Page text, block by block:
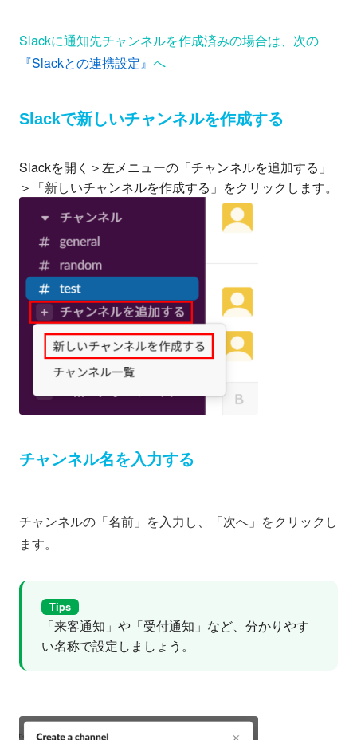
Slackに通知先チャンネルを作成済みの場合は、次の
『Slackとの連携設定』 へ
Slackで新しいチャンネルを作成する
Slackを開く＞左メニューの「チャンネルを追加する」
＞「新しいチャンネルを作成する」をクリックします。
チャンネル名を入力する
チャンネルの「名前」を入力し、「次へ」をクリックし
ます。
Tips
「来客通知」や「受付通知」など、分かりやす
い名称で設定しましょう。